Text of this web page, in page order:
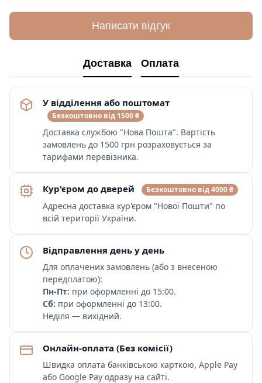
Написати відгук
Доставка Оплата
У відділення або поштомат
Безкоштовно від 1500 ₴
Доставка службою "Нова Пошта". Вартість
замовлень до 1500 грн розраховується за
тарифами перевізника.
Кур'єром до дверей Безкоштовно від 4000 ₴
Адресна доставка кур'єром "Нової Пошти" по
всій території України.
Відправлення день у день
Для оплачених замовлень (або з внесеною
передплатою):
Пн-Пт: при оформленні до 15:00.
Сб: при оформленні до 13:00.
Неділя — вихідний.
Онлайн-оплата (Без комісії)
Швидка оплата банківською карткою, Apple Pay
або Google Pay одразу на сайті.